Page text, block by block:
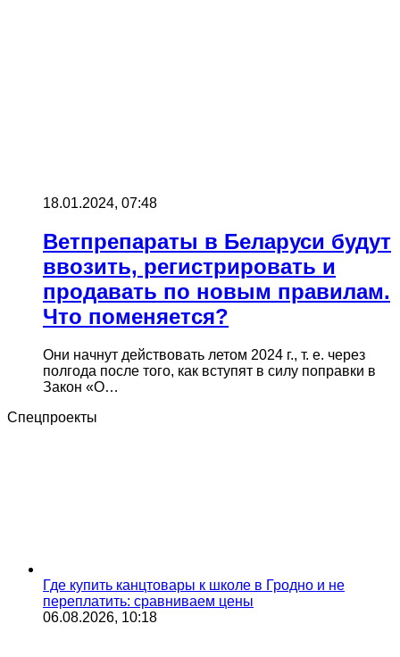
18.01.2024, 07:48
Ветпрепараты в Беларуси будут
ввозить, регистрировать и
продавать по новым правилам.
Что поменяется?
Они начнут действовать летом 2024 г., т. е. через
полгода после того, как вступят в силу поправки в
Закон «О…
Спецпроекты
Где купить канцтовары к школе в Гродно и не
переплатить: сравниваем цены
06.08.2026, 10:18